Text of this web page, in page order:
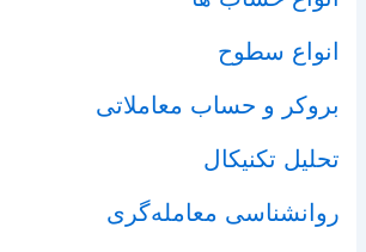
انواع سطوح
بروکر و حساب معاملاتی
تحلیل تکنیکال
روانشناسی معامله‌گری